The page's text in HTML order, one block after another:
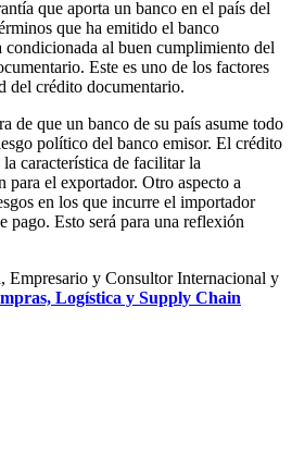
que aporta un banco en el país del
que ha emitido el banco
condicionada al buen cumplimiento del
Este es uno de los factores
del crédito documentario.
de que un banco de su país asume todo
político del banco emisor. El crédito
característica de facilitar la
para el exportador. Otro aspecto a
en los que incurre el importador
pago. Esto será para una reflexión
Empresario y Consultor Internacional y
Logística y Supply Chain